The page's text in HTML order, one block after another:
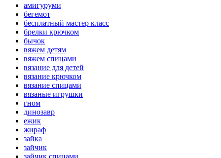
амигуруми
бегемот
бесплатный мастер класс
брелки крючком
бычок
вяжем детям
вяжем спицами
вязание для детей
вязание крючком
вязание спицами
вязаные игрушки
гном
динозавр
ежик
жираф
зайка
зайчик
зайчик спицами